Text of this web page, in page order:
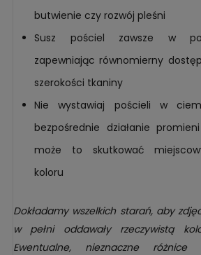
butwienie czy rozwój pleśni
Susz pościel zawsze w
zapewniając równomierny
szerokości tkaniny
Nie wystawiaj pościeli w
bezpośrednie działanie
może to skutkować
koloru
Dokładamy wszelkich starań, aby
w pełni oddawały rzeczywistą
Ewentualne, nieznaczne